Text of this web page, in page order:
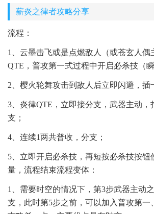
薪炎之律者攻略分享
流程：
1、云墨击飞或是点燃敌人（或苍玄人偶
QTE，普攻第一式过程中开启必杀技（瞬
2、樱火轮舞攻击到敌人后立即闪避，插
3、炎律QTE，立即接分支，武器主动，
支；
4、连续1两共普收，分支；
5、立即开启必杀技，再短按必杀技按钮
量，流程结束流程变体：
1、需要时空的情况下，第3步武器主动
支，此时第5步之前，可以加入普攻第一